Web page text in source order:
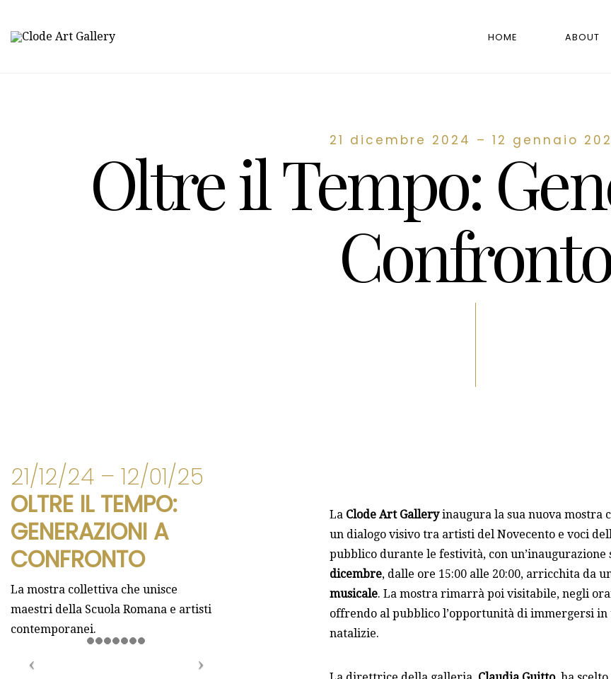
HOME ABOUT
21 dicembre 2024 – 12 gennaio
Oltre il Tempo:
Confronto
21/12/24 – 12/01/25
OLTRE IL TEMPO:
GENERAZIONI A
CONFRONTO
La mostra collettiva che unisce
maestri della Scuola Romana e artisti
contemporanei.
La Clode Art Galleryinaugura la sua nuova mostra
un dialogo visivo tra artisti del Novecento e voci
pubblico durante le festività, con
dicembre, dalle ore 15:00 alle 20:00, arricchita da
musicale. La mostra rimarrà poi visitabile, negli
offrendo al pubblico l’opportunità di immergersi
natalizie.